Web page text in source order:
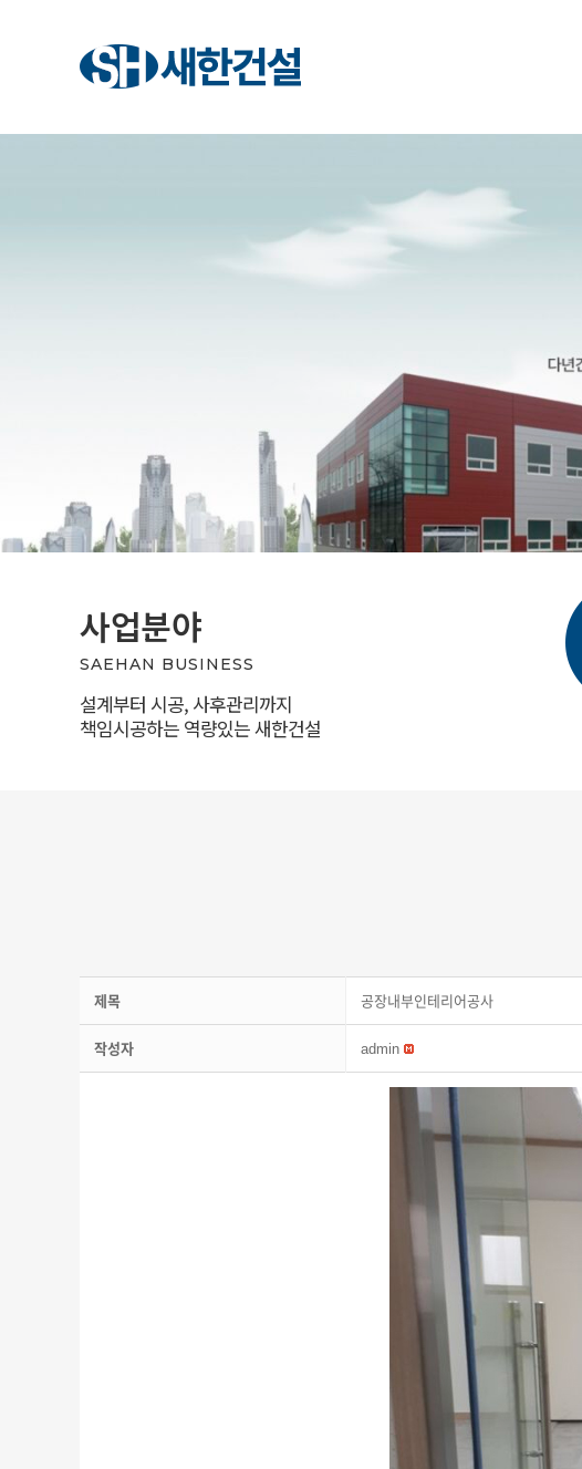
사업분야
SAEHAN BUSINESS
설계부터 시공, 사후관리까지
책임시공하는 역량있는 새한건설
제목 공장내부인테리어공사
작성자 admin